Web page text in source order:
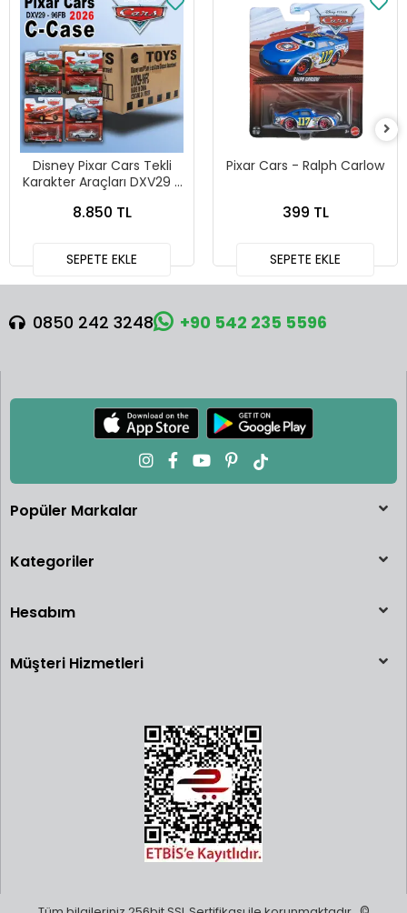
Disney Pixar Cars Tekli
Karakter Araçları DXV29 -
8.850 TL
SEPETE EKLE
Pixar Cars - Ralph Carlow
399 TL
SEPETE EKLE
0850 242 3248 +90 542 235 5596
Popüler Markalar
Kategoriler
Hesabım
Müşteri Hizmetleri